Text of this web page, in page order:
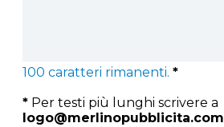
100 caratteri rimanenti. *
* Per testi più lunghi scrivere a
logo@merlinopubblicita.com